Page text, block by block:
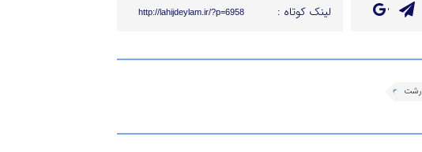
لینک کوتاه : http://lahijdeylam.ir/?p=6958
رشت